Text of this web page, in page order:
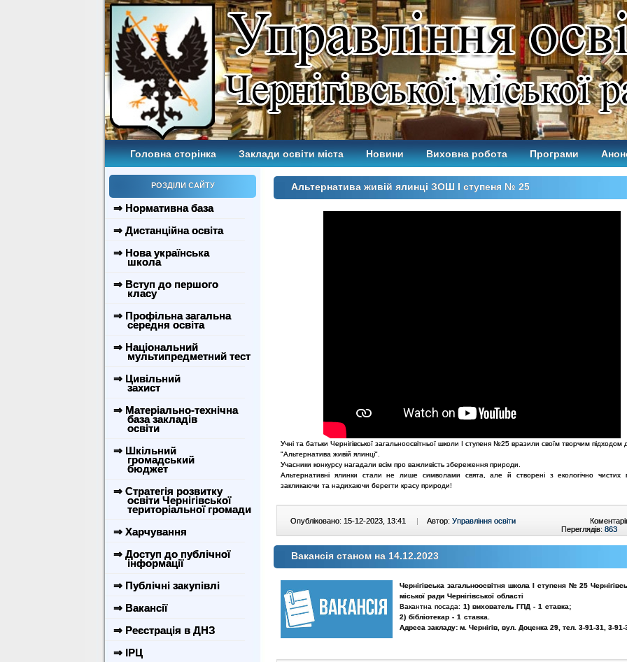
Головна сторінка Заклади освіти міста Новини Виховна робота Програми
РОЗДІЛИ САЙТУ
⇒ Нормативна база
⇒ Дистанційна освіта
⇒ Нова українська
школа
⇒ Вступ до першого
класу
⇒ Профільна загальна
середня освіта
⇒ Національний
мультипредметний тест
⇒ Цивільний
захист
⇒ Матеріально-технічна
база закладів
освіти
⇒ Шкільний
громадський
бюджет
⇒ Стратегія розвитку
освіти Чернігівської
територіальної громади
⇒ Харчування
⇒ Доступ до публічної
інформації
⇒ Публічні закупівлі
⇒ Вакансії
⇒ Реєстрація в ДНЗ
⇒ ІРЦ
Альтернатива живій ялинці ЗОШ І ступеня № 25
Учні та батьки Чернігівської загальноосвітньої школи I ступеня №25 вразили своїм творчим підходом
"Альтернатива живій ялинці".
Учасники конкурсу нагадали всім про важливість збереження природи.
Альтернативні ялинки стали не лише символами свята, але й створені з екологічно чистих
закликаючи та надихаючи берегти красу природи!
Опубліковано: 15-12-2023, 13:41 | Автор: Управління освіти
Переглядів: 863
Вакансія станом на 14.12.2023
Чернігівська загальноосвітня школа І ступеня № 25
міської ради Чернігівської області
Вакантна посада:1) вихователь ГПД - 1 ставка;
2) бібліотекар - 1 ставка.
Адреса закладу: м. Чернігів, вул. Доценка 29, тел. 3-91-31, 3-91-